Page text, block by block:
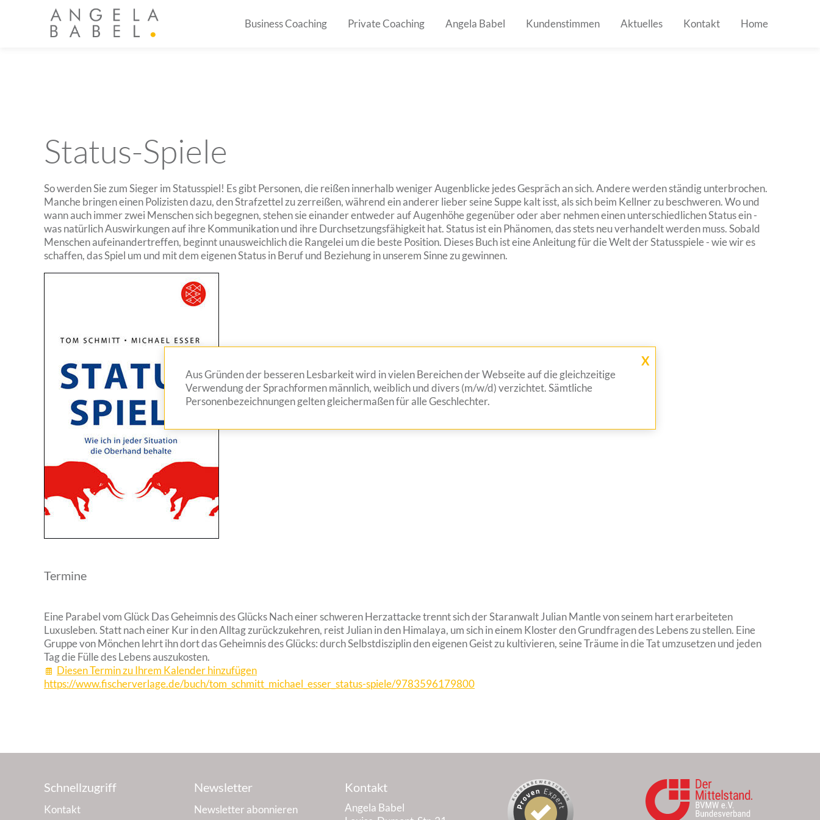
Business Coaching Private Coaching Angela Babel Kundenstimmen Aktuelles Kontakt Home
Status-Spiele
So werden Sie zum Sieger im Statusspiel! Es gibt Personen, die reißen innerhalb weniger Augenblicke jedes Gespräch an sich. Andere werden ständig unterbrochen.
Manche bringen einen Polizisten dazu, den Strafzettel zu zerreißen, während ein anderer lieber seine Suppe kalt isst, als sich beim Kellner zu beschweren. Wo und
wann auch immer zwei Menschen sich begegnen, stehen sie einander entweder auf Augenhöhe gegenüber oder aber nehmen einen unterschiedlichen Status ein -
was natürlich Auswirkungen auf ihre Kommunikation und ihre Durchsetzungsfähigkeit hat. Status ist ein Phänomen, das stets neu verhandelt werden muss. Sobald
Menschen aufeinandertreffen, beginnt unausweichlich die Rangelei um die beste Position. Dieses Buch ist eine Anleitung für die Welt der Statusspiele - wie wir es
schaffen, das Spiel um und mit dem eigenen Status in Beruf und Beziehung in unserem Sinne zu gewinnen.
Termine
Eine Parabel vom Glück Das Geheimnis des Glücks Nach einer schweren Herzattacke trennt sich der Staranwalt Julian Mantle von seinem hart erarbeiteten
Luxusleben. Statt nach einer Kur in den Alltag zurückzukehren, reist Julian in den Himalaya, um sich in einem Kloster den Grundfragen des Lebens zu stellen. Eine
Gruppe von Mönchen lehrt ihn dort das Geheimnis des Glücks: durch Selbstdisziplin den eigenen Geist zu kultivieren, seine Träume in die Tat umzusetzen und jeden
Tag die Fülle des Lebens auszukosten.
Diesen Termin zu Ihrem Kalender hinzufügen
https://www.fischerverlage.de/buch/tom_schmitt_michael_esser_status-spiele/9783596179800
X
Aus Gründen der besseren Lesbarkeit wird in vielen Bereichen der Webseite auf die gleichzeitige
Verwendung der Sprachformen männlich, weiblich und divers (m/w/d) verzichtet. Sämtliche
Personenbezeichnungen gelten gleichermaßen für alle Geschlechter.
Schnellzugriff
Kontakt
Newsletter
Newsletter abonnieren
Kontakt
Angela Babel